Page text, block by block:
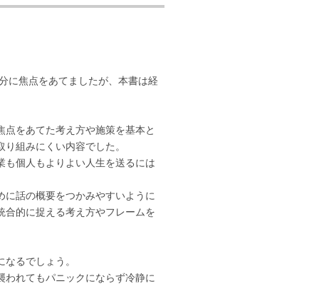
に焦点をあてましたが、本書は経
をあてた考え方や施策を基本と
組みにくい内容でした。
も個人もよりよい人生を送るには
話の概要をつかみやすいように
的に捉える考え方やフレームを
るでしょう。
れてもパニックにならず冷静に